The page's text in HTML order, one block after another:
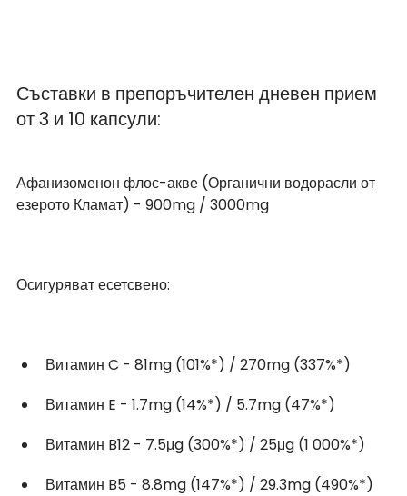
Съставки в препоръчителен дневен прием
от 3 и 10 капсули:
Афанизоменон флос-акве (Органични водорасли от
езерото Кламат) - 900mg / 3000mg
Осигуряват есетсвено:
Витамин C - 81mg (101%*) / 270mg (337%*)
Витамин E - 1.7mg (14%*) / 5.7mg (47%*)
Витамин B12 - 7.5μg (300%*) / 25μg (1 000%*)
Витамин B5 - 8.8mg (147%*) / 29.3mg (490%*)